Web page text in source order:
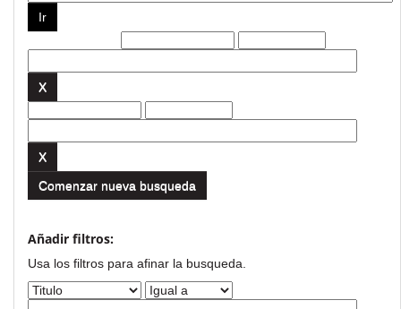
Comenzar nueva busqueda
Añadir filtros:
Usa los filtros para afinar la busqueda.